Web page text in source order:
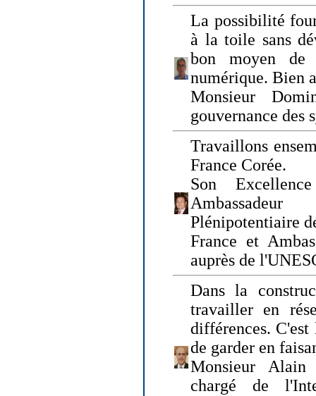
La possibilité
à la toile sans
bon moyen de
numérique. Bien
Monsieur
gouvernance des
Travaillons
France Corée.
Son
Plénipotentiaire
France et
auprès de
Dans la
travailler en
différences.
de garder en
Monsieur Alain
chargé de